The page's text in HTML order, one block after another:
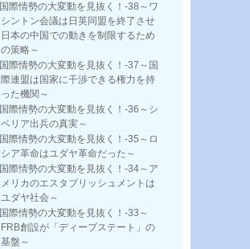
国際情勢の大変動を見抜く！-38～ワ
シントン会議は日英同盟を終了させ
日本の中国での動きを制限するため
の策略～
国際情勢の大変動を見抜く！-37～国
際連盟は国家に干渉できる権力を持
った機関～
国際情勢の大変動を見抜く！-36～シ
ベリア出兵の真実～
国際情勢の大変動を見抜く！-35～ロ
シア革命はユダヤ革命だった～
国際情勢の大変動を見抜く！-34～ア
メリカのエスタブリッシュメントは
ユダヤ社会～
国際情勢の大変動を見抜く！-33～
FRB創設が「ディープステート」の
基盤～